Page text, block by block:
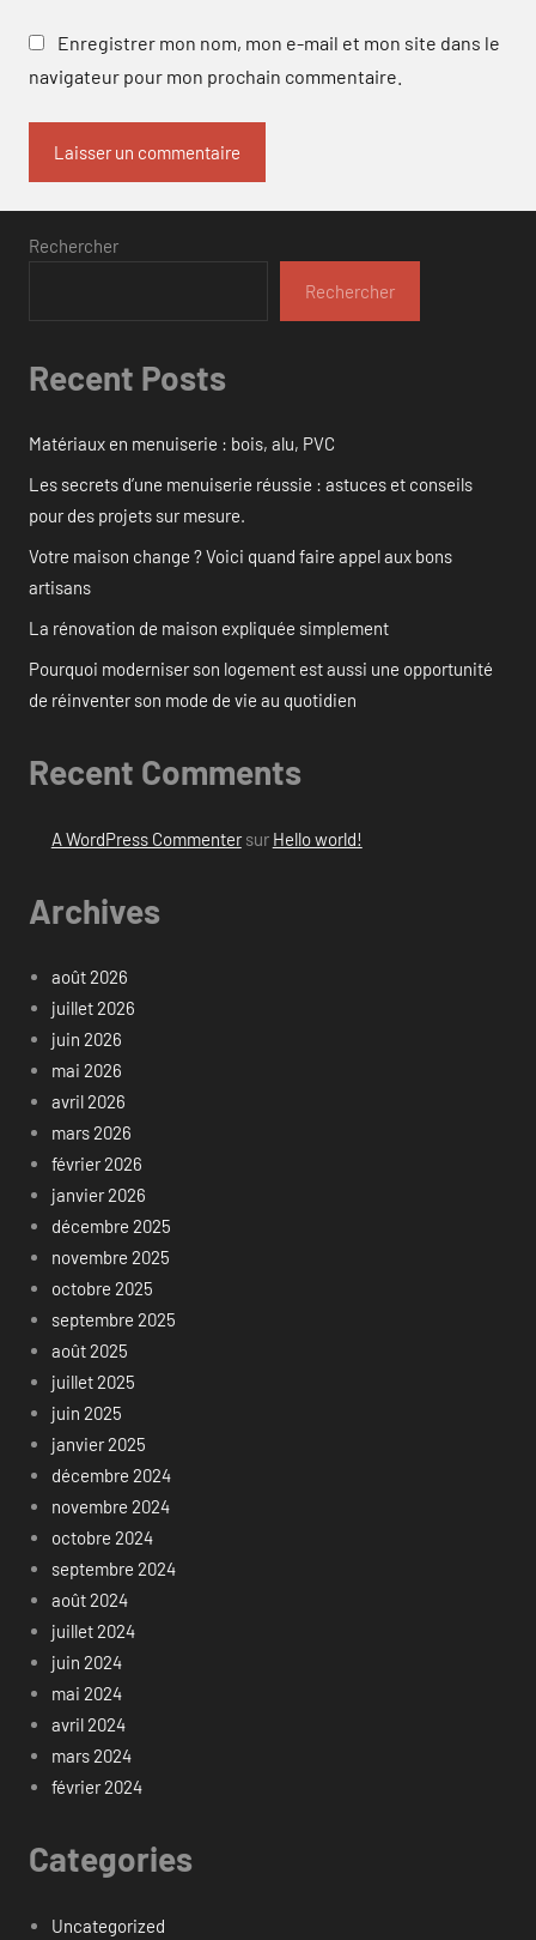
Enregistrer mon nom, mon e-mail et mon site dans le
navigateur pour mon prochain commentaire.
Rechercher
Rechercher
Recent Posts
Matériaux en menuiserie : bois, alu, PVC
Les secrets d’une menuiserie réussie : astuces et conseils
pour des projets sur mesure.
Votre maison change ? Voici quand faire appel aux bons
artisans
La rénovation de maison expliquée simplement
Pourquoi moderniser son logement est aussi une opportunité
de réinventer son mode de vie au quotidien
Recent Comments
A WordPress Commentersur Hello world!
Archives
août 2026
juillet 2026
juin 2026
mai 2026
avril 2026
mars 2026
février 2026
janvier 2026
décembre 2025
novembre 2025
octobre 2025
septembre 2025
août 2025
juillet 2025
juin 2025
janvier 2025
décembre 2024
novembre 2024
octobre 2024
septembre 2024
août 2024
juillet 2024
juin 2024
mai 2024
avril 2024
mars 2024
février 2024
Categories
Uncategorized